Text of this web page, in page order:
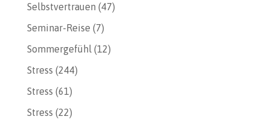
Selbstvertrauen (47)
Seminar-Reise (7)
Sommergefühl (12)
Stress (244)
Stress (61)
Stress (22)